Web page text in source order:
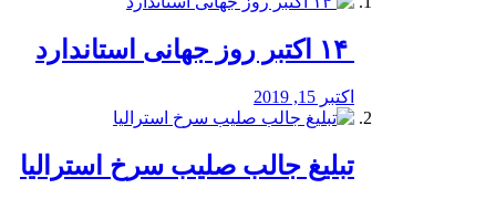
اکتبر 15, 2019
تبلیغ جالب صلیب سرخ استرالیا